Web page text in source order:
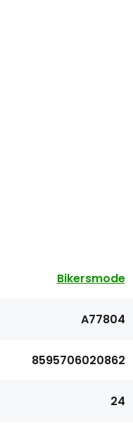
Bikersmode
A77804
8595706020862
24